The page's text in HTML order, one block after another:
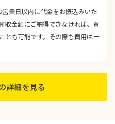
業日以内に代金をお振込みいた
取金額にご納得できなければ、買
とも可能です。その際も費用は一
詳細を見る